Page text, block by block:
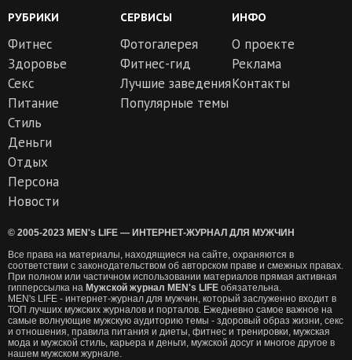
РУБРИКИ
Фитнес
Здоровье
Секс
Питание
Стиль
Деньги
Отдых
Персона
Новости
СЕРВИСЫ
Фотогалерея
Фитнес-гид
Лучшие заведения
Популярные темы
ИНФО
О проекте
Реклама
Контакты
© 2005-2023 MEN's LIFE — ИНТЕРНЕТ-ЖУРНАЛ ДЛЯ МУЖЧИН
Все права на материалы, находящиеся на сайте, охраняются в
соответствии с законодательством об авторском праве и смежных правах.
При полном или частичном использовании материалов прямая активная
гипперссылка на Мужской журнал MEN's LIFE обязательна.
MEN's LIFE - интернет-журнал для мужчин, который заслуженно входит в
ТОП лучших мужских журналов и порталов. Ежедневно самое важное на
самые волнующие мужскую аудиторию темы - здоровый образ жизни, секс
и отношения, правила питания и диеты, фитнес и тренировки, мужская
мода и мужской стиль, карьера и деньги, мужской досуг и многое другое в
нашем мужском журнале.